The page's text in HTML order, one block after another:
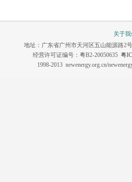
关于
地址：广东省广州市天河区五山能源路2
经营许可证编号：粤B2-20050635 粤
1998-2013 newenergy.org.cn/